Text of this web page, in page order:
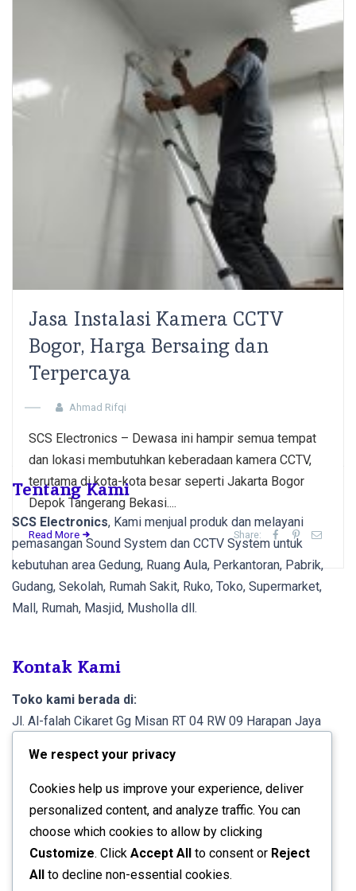
Instalasi atau pemasangan Sound System TOA untuk
Masjid / Mesjid dan Musholla SCS Electronics –
Pernahkah ketika khutbah Jum’at sedang berlangsung
apa yang disampaikan oleh...
Share:
Jasa Instalasi Kamera CCTV
Bogor, Harga Bersaing dan
Terpercaya
Ahmad Rifqi
SCS Electronics – Dewasa ini hampir semua tempat
dan lokasi membutuhkan keberadaan kamera CCTV,
terutama di kota-kota besar seperti Jakarta Bogor
Depok Tangerang Bekasi....
Read More Share:
Posts
pagination
Previous
Tentang Kami
SCS Electronics, Kami menjual produk dan melayani
pemasangan Sound System dan CCTV System untuk
kebutuhan area Gedung, Ruang Aula, Perkantoran, Pabrik,
Gudang, Sekolah, Rumah Sakit, Ruko, Toko, Supermarket,
Mall, Rumah, Masjid, Musholla dll.
Kontak Kami
Toko kami berada di:
Jl. Al-falah Cikaret Gg Misan RT 04 RW 09 Harapan Jaya
Info lebih lanjut, Call atau WA di:
0821 1007 4404 (A. Rifqi)
Rek. Pembayaran
Bank Mandiri
We respect your privacy
Cookies help us improve your experience, deliver
personalized content, and analyze traffic. You can
choose which cookies to allow by clicking
Customize. Click Accept All to consent or Reject
All to decline non-essential cookies.